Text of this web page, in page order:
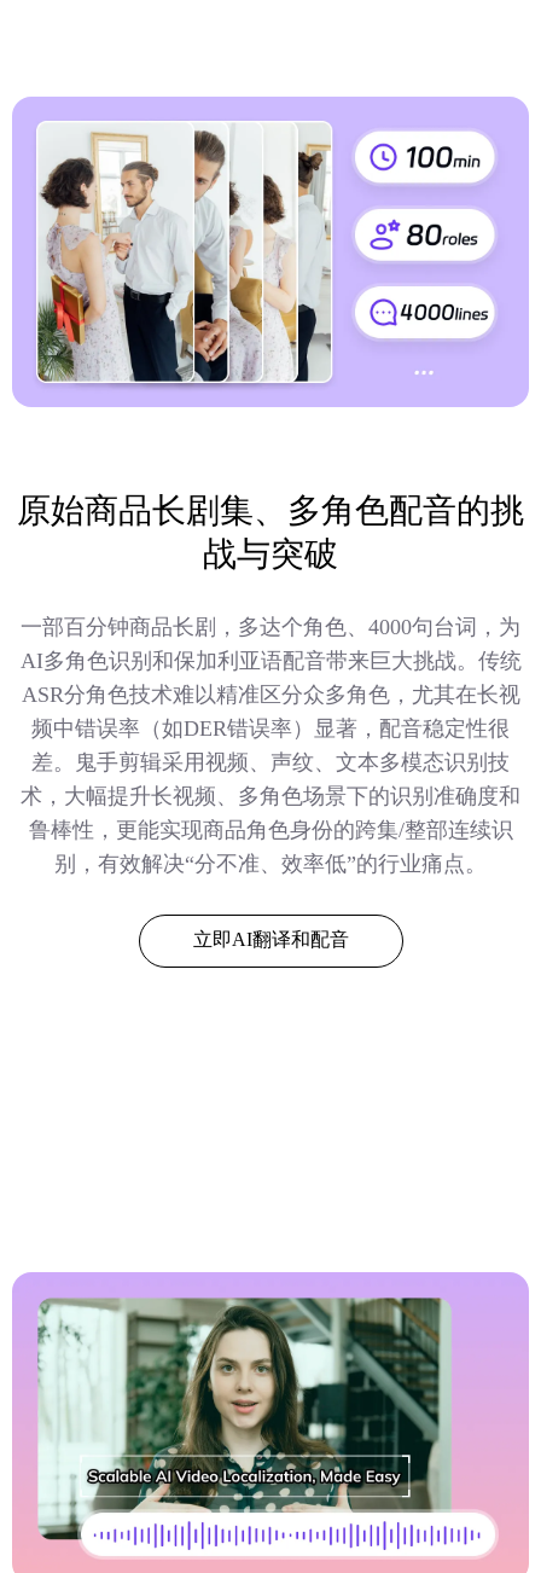
原始商品长剧集、多角色配音的挑
战与突破
一部百分钟商品长剧，多达个角色、4000句台词，为
AI多角色识别和保加利亚语配音带来巨大挑战。传统
ASR分角色技术难以精准区分众多角色，尤其在长视
频中错误率（如DER错误率）显著，配音稳定性很
差。鬼手剪辑采用视频、声纹、文本多模态识别技
术，大幅提升长视频、多角色场景下的识别准确度和
鲁棒性，更能实现商品角色身份的跨集/整部连续识
别，有效解决“分不准、效率低”的行业痛点。
立即AI翻译和配音